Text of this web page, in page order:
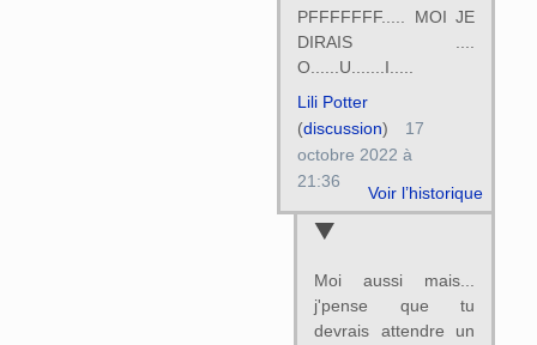
PFFFFFFF..... MOI JE
DIRAIS ....
O......U.......I.....
Voir l’historique
Lili Potter
(discussion)
17
octobre 2022 à
21:36
Moi aussi mais...
j'pense que tu
devrais attendre un